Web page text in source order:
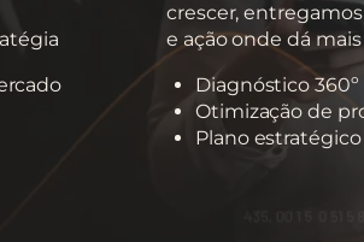
crescer,
e ação onde dá
Diagnóstico
Otimização de
Plano